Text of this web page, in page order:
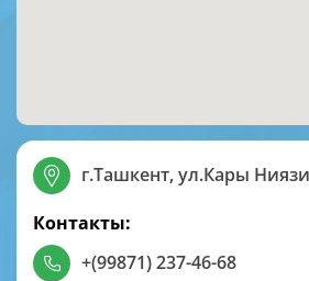
г.Ташкент, ул.Кары
Контакты:
+(99871) 237-46-68